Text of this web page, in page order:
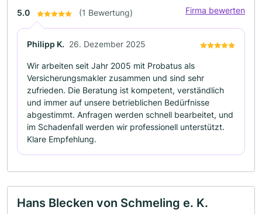
5.0 (1 Bewertung) Firma bewerten
Philipp K. 26. Dezember 2025
Wir arbeiten seit Jahr 2005 mit Probatus als
Versicherungsmakler zusammen und sind sehr
zufrieden. Die Beratung ist kompetent, verständlich
und immer auf unsere betrieblichen Bedürfnisse
abgestimmt. Anfragen werden schnell bearbeitet, und
im Schadenfall werden wir professionell unterstützt.
Klare Empfehlung.
Hans Blecken von Schmeling e. K.